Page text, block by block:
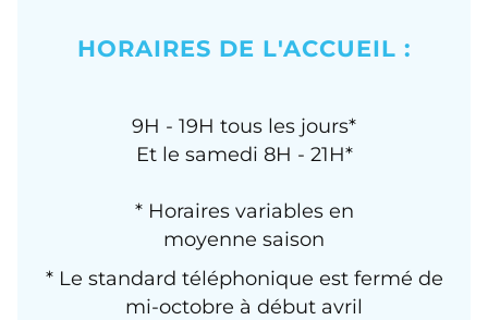
HORAIRES DE L'ACCUEIL :
9H - 19H tous les jours*
Et le samedi 8H - 21H*
* Horaires variables en
moyenne saison
* Le standard téléphonique est fermé de
mi-octobre à début avril